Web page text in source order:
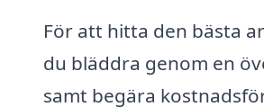
För att hitta den bästa
du bläddra genom en
samt begära